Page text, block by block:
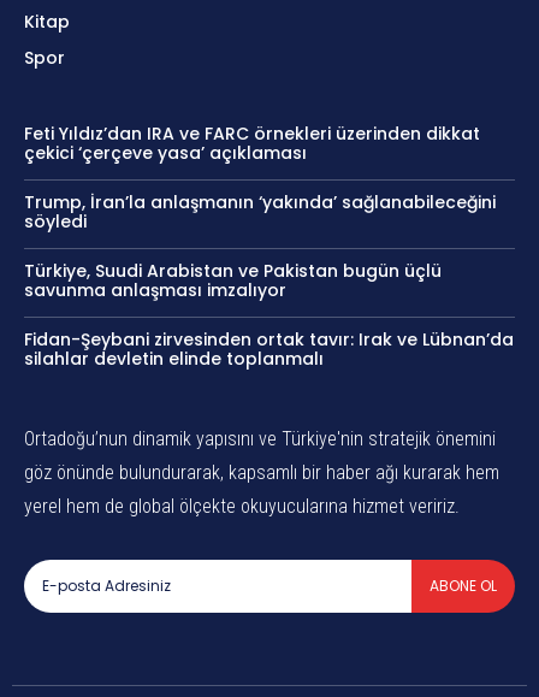
Kitap
Spor
Feti Yıldız’dan IRA ve FARC örnekleri üzerinden dikkat
çekici ‘çerçeve yasa’ açıklaması
Trump, İran’la anlaşmanın ‘yakında’ sağlanabileceğini
söyledi
Türkiye, Suudi Arabistan ve Pakistan bugün üçlü
savunma anlaşması imzalıyor
Fidan-Şeybani zirvesinden ortak tavır: Irak ve Lübnan’da
silahlar devletin elinde toplanmalı
Ortadoğu’nun dinamik yapısını ve Türkiye'nin stratejik önemini
göz önünde bulundurarak, kapsamlı bir haber ağı kurarak hem
yerel hem de global ölçekte okuyucularına hizmet veririz.
ABONE OL